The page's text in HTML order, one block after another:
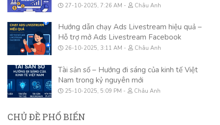
27-10-2025, 7:26 AM Châu Anh
Hướng dẫn chạy Ads Livestream hiệu quả –
Hỗ trợ mở Ads Livestream Facebook
26-10-2025, 3:11 AM Châu Anh
Tài sản số – Hướng đi sáng của kinh tế Việt
Nam trong kỷ nguyên mới
25-10-2025, 5:09 PM Châu Anh
CHỦ ĐỀ PHỔ BIẾN